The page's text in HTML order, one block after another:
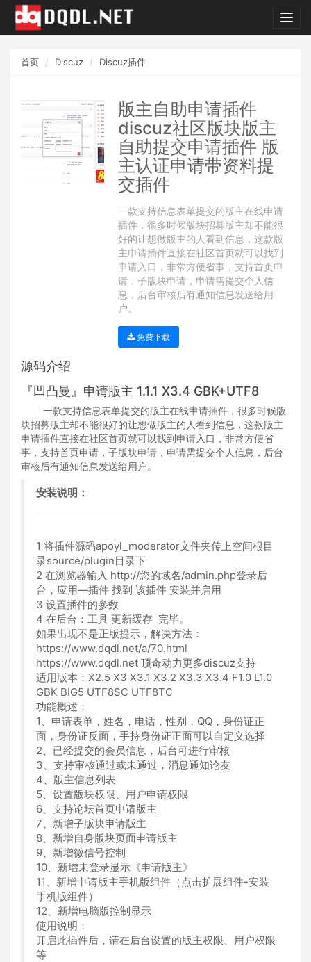
首页 Discuz Discuz插件
版主自助申请插件
discuz社区版块版主
自助提交申请插件 版
主认证申请带资料提
交插件
一款支持信息表单提交的版主在线申请
插件，很多时候版块招募版主却不能很
好的让想做版主的人看到信息，这款版
主申请插件直接在社区首页就可以找到
申请入口，非常方便省事，支持首页申
请，子版块申请，申请需提交个人信
息，后台审核后有通知信息发送给用
户。​
免费下载
源码介绍
『凹凸曼』申请版主 1.1.1 X3.4 GBK+UTF8
一款支持信息表单提交的版主在线申请插件，很多时候版
块招募版主却不能很好的让想做版主的人看到信息，这款版主
申请插件直接在社区首页就可以找到申请入口，非常方便省
事，支持首页申请，子版块申请，申请需提交个人信息，后台
审核后有通知信息发送给用户。
安装说明：
1 将插件源码apoyl_moderator文件夹传上空间根目
录source/plugin目录下
2 在浏览器输入 http://您的域名/admin.php登录后
台，应用—插件 找到 该插件 安装并启用
3 设置插件的参数
4 在后台：工具 更新缓存 完毕。
如果出现不是正版提示，解决方法：
https://www.dqdl.net/a/70.html
https://www.dqdl.net 顶奇动力更多discuz支持
适用版本：X2.5 X3 X3.1 X3.2 X3.3 X3.4 F1.0 L1.0
GBK BIG5 UTF8SC UTF8TC
功能概述：
1、申请表单，姓名，电话，性别，QQ，身份证正
面，身份证反面，手持身份证正面可以自定义选择
2、已经提交的会员信息，后台可进行审核
3、支持审核通过或未通过，消息通知论友
4、版主信息列表
5、设置版块权限、用户申请权限
6、支持论坛首页申请版主
7、新增子版块申请版主
8、新增自身版块页面申请版主
9、新增微信号控制
10、新增未登录显示《申请版主》
11、新增申请版主手机版组件（点击扩展组件-安装
手机版组件）
12、新增电脑版控制显示
使用说明：
开启此插件后，请在后台设置的版主权限、用户权限
等